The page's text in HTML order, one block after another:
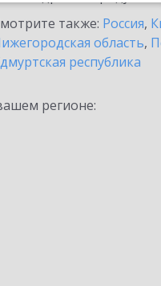
также: Россия,
область,
республика
регионе: